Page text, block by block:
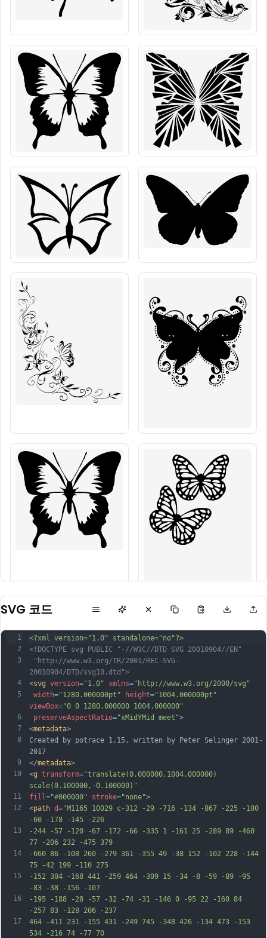
SVG 코드
1
2
3
4
5
6
7
8
9
10
11
12
13
14
15
16
17
<?xml version="1.0" standalone="no"?>
<!DOCTYPE svg PUBLIC "-//W3C//DTD SVG 20010904//EN"
"http://www.w3.org/TR/2001/REC-SVG-
20010904/DTD/svg10.dtd">
<svg version="1.0" xmlns="http://www.w3.org/2000/svg"
width="1280.000000pt" height="1004.000000pt"
viewBox="0 0 1280.000000 1004.000000"
preserveAspectRatio="xMidYMid meet">
<metadata>
Created by potrace 1.15, written by Peter Selinger 2001-
2017
</metadata>
<g transform="translate(0.000000,1004.000000)
scale(0.100000,-0.100000)"
fill="#000000" stroke="none">
<path d="M1165 10029 c-312 -29 -716 -134 -867 -225 -100
-60 -178 -145 -226
-244 -57 -120 -67 -172 -66 -335 1 -161 25 -289 89 -460
77 -206 232 -475 379
-660 86 -108 260 -279 361 -355 49 -38 152 -102 228 -144
75 -42 199 -110 275
-152 304 -168 441 -259 464 -309 15 -34 -8 -59 -89 -95
-83 -38 -156 -107
-195 -188 -28 -57 -32 -74 -31 -146 0 -95 22 -160 84
-257 83 -128 206 -237
464 -411 231 -155 431 -249 745 -348 426 -134 473 -153
534 -216 74 -77 70